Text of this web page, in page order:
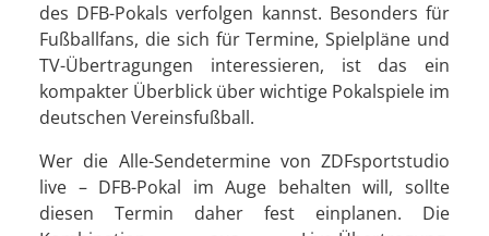
des DFB-Pokals verfolgen kannst. Besonders für
Fußballfans, die sich für Termine, Spielpläne und
TV-Übertragungen interessieren, ist das ein
kompakter Überblick über wichtige Pokalspiele im
deutschen Vereinsfußball.
Wer die Alle-Sendetermine von ZDFsportstudio
live – DFB-Pokal im Auge behalten will, sollte
diesen Termin daher fest einplanen. Die